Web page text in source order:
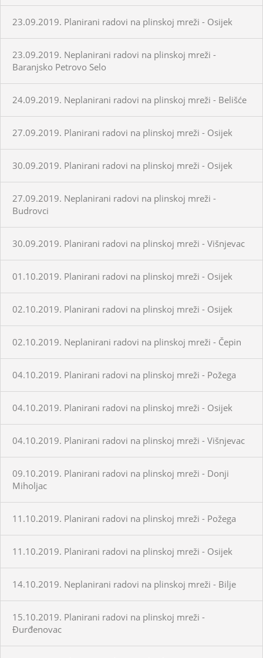
23.09.2019. Planirani radovi na plinskoj mreži - Osijek
23.09.2019. Neplanirani radovi na plinskoj mreži -
Baranjsko Petrovo Selo
24.09.2019. Neplanirani radovi na plinskoj mreži - Belišće
27.09.2019. Planirani radovi na plinskoj mreži - Osijek
30.09.2019. Planirani radovi na plinskoj mreži - Osijek
27.09.2019. Neplanirani radovi na plinskoj mreži -
Budrovci
30.09.2019. Planirani radovi na plinskoj mreži - Višnjevac
01.10.2019. Planirani radovi na plinskoj mreži - Osijek
02.10.2019. Planirani radovi na plinskoj mreži - Osijek
02.10.2019. Neplanirani radovi na plinskoj mreži - Čepin
04.10.2019. Planirani radovi na plinskoj mreži - Požega
04.10.2019. Planirani radovi na plinskoj mreži - Osijek
04.10.2019. Planirani radovi na plinskoj mreži - Višnjevac
09.10.2019. Planirani radovi na plinskoj mreži - Donji
Miholjac
11.10.2019. Planirani radovi na plinskoj mreži - Požega
11.10.2019. Planirani radovi na plinskoj mreži - Osijek
14.10.2019. Neplanirani radovi na plinskoj mreži - Bilje
15.10.2019. Planirani radovi na plinskoj mreži -
Đurđenovac